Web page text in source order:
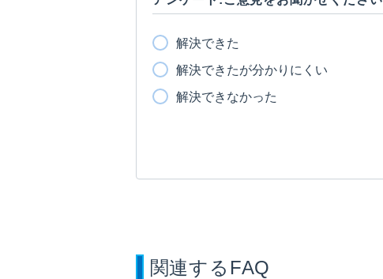
解決できた
解決できたが分かりにくい
解決できなかった
関連するFAQ